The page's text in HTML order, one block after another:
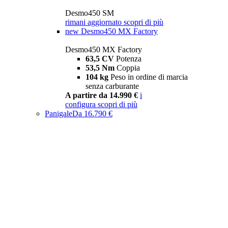
Desmo450 SM
rimani aggiornato scopri di più
new Desmo450 MX Factory
Desmo450 MX Factory
63,5 CV Potenza
53,5 Nm Coppia
104 kg Peso in ordine di marcia
senza carburante
A partire da 14.990 € i
configura scopri di più
PanigaleDa 16.790 €